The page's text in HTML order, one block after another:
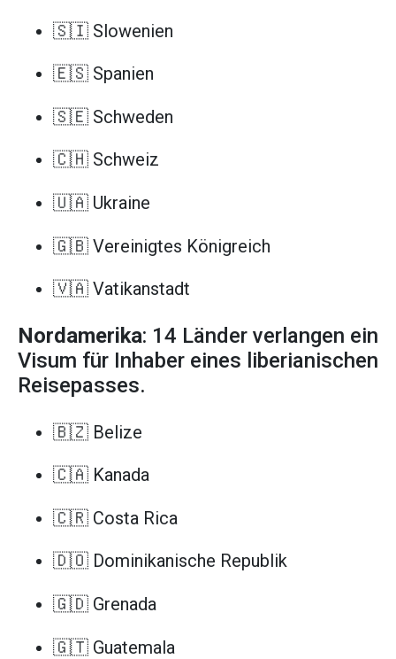
🇸🇮 Slowenien
🇪🇸 Spanien
🇸🇪 Schweden
🇨🇭 Schweiz
🇺🇦 Ukraine
🇬🇧 Vereinigtes Königreich
🇻🇦 Vatikanstadt
Nordamerika: 14 Länder verlangen ein
Visum für Inhaber eines liberianischen
Reisepasses.
🇧🇿 Belize
🇨🇦 Kanada
🇨🇷 Costa Rica
🇩🇴 Dominikanische Republik
🇬🇩 Grenada
🇬🇹 Guatemala